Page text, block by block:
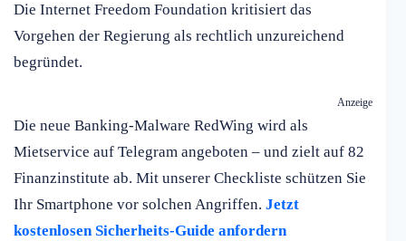
Die Internet Freedom Foundation kritisiert das
Vorgehen der Regierung als rechtlich unzureichend
begründet.
Anzeige
Die neue Banking-Malware RedWing wird als
Mietservice auf Telegram angeboten – und zielt auf 82
Finanzinstitute ab. Mit unserer Checkliste schützen Sie
Ihr Smartphone vor solchen Angriffen. Jetzt
kostenlosen Sicherheits-Guide anfordern